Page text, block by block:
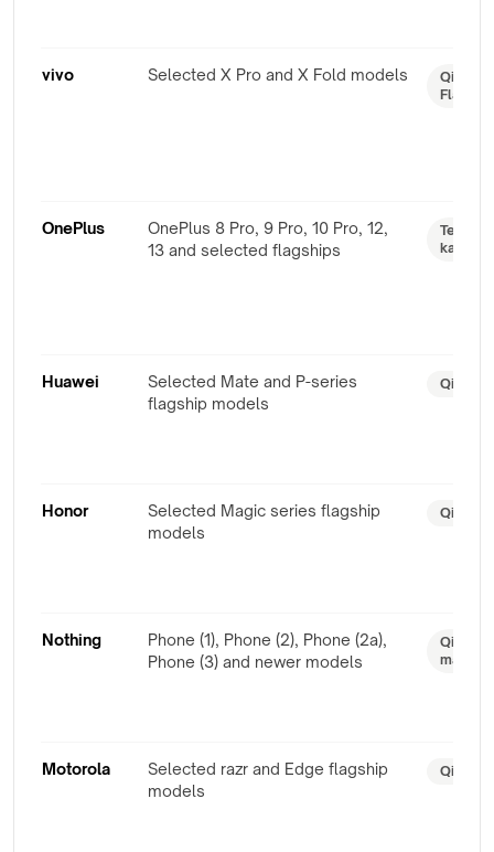
vivo Selected X Pro and X Fold models
Qi /
OnePlus
OnePlus 8 Pro, 9 Pro, 10 Pro, 12,
13 and selected flagships
Huawei
Selected Mate and P-series
flagship models
Qi /
Honor
Selected Magic series flagship
models
Qi /
Nothing
Phone (1), Phone (2), Phone (2a),
Phone (3) and newer models
Qi /
Motorola
Selected razr and Edge flagship
models
Qi